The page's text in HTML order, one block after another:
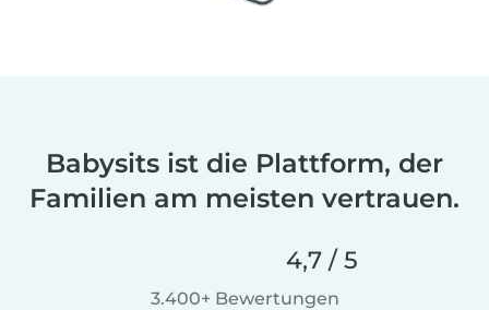
Babysits ist die Plattform, der
Familien am meisten vertrauen.
4,7 / 5
3.400+ Bewertungen